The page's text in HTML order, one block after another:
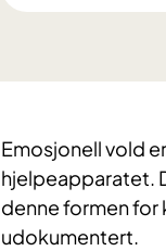
Emosjonell vold
hjelpeapparatet.
denne formen for
udokumentert.